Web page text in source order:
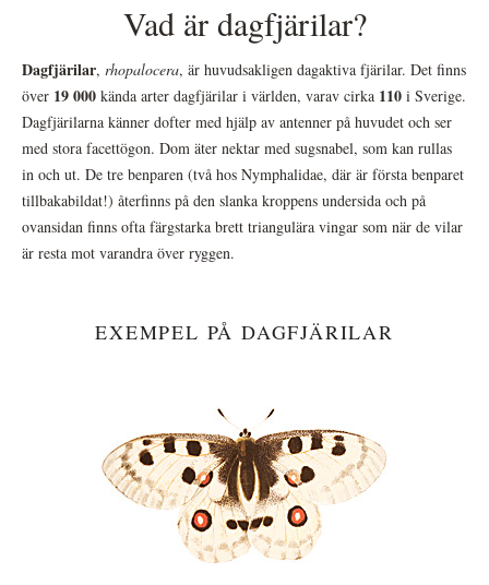
Vad är dagfjärilar?
Dagfjärilar, rhopalocera, är huvudsakligen dagaktiva fjärilar. Det finns
över 19 000 kända arter dagfjärilar i världen, varav cirka 110 i Sverige.
Dagfjärilarna känner dofter med hjälp av antenner på huvudet och ser
med stora facettögon. Dom äter nektar med sugsnabel, som kan rullas
in och ut. De tre benparen (två hos Nymphalidae, där är första benparet
tillbakabildat!) återfinns på den slanka kroppens undersida och på
ovansidan finns ofta färgstarka brett triangulära vingar som när de vilar
är resta mot varandra över ryggen.
EXEMPEL PÅ DAGFJÄRILAR